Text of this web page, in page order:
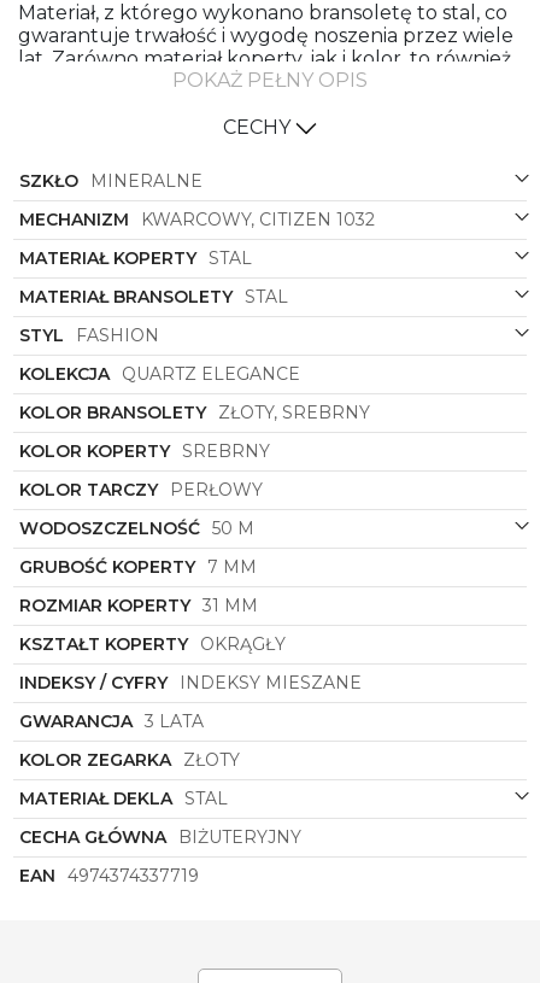
Materiał, z którego wykonano bransoletę to stal, co
gwarantuje trwałość i wygodę noszenia przez wiele
lat. Zarówno materiał koperty, jak i kolor, to również
stal, co nadaje zegarkowi elegancki i nowoczesny
szyku i klasy, podczas gdy srebrna koperta sprawia,
Kolor tarczy jest perłowy, co nadaje jej subtelności i
delikatności, idealnie komponując się z resztą
zegarka. Kształt koperty to okrągły, co jest
klasycznym wyborem, pasującym do każdego stylu i
okazji.
Zegarek ten to nie tylko doskonałe narzędzie do
śledzenia czasu, ale również niezastąpiona ozdoba,
która podkreśli Twój indywidualny styl i elegancję.
Dzięki swojej uniwersalności doskonale sprawdzi się
zarówno na co dzień, jak i na specjalne okazje,
dodając szyku każdej stylizacji.
Wystarczy jedno spojrzenie na ten zegarek, aby
zakochać się w jego urodzie i urokliwym designie.
Citizen EL3106-59Dto nie tylko accessoria, to
symbol luksusu i elegancji, który podkreśli Twoją
wyjątkowość w każdej sytuacji. Daj się oczarować
jego niebanalnemu wdziękowi i zainwestuj w
ponadczasową klasykę, która będzie towarzyszyć Ci
przez wiele lat z niezmienną elegancją i stylem.
POKAŻ PEŁNY OPIS
CECHY
SZKŁO
MINERALNE
MECHANIZM
KWARCOWY, CITIZEN 1032
MATERIAŁ KOPERTY STAL
MATERIAŁ BRANSOLETY STAL
STYL
FASHION
KOLEKCJA QUARTZ ELEGANCE
KOLOR BRANSOLETY ZŁOTY, SREBRNY
KOLOR KOPERTY SREBRNY
KOLOR TARCZY
PERŁOWY
WODOSZCZELNOŚĆ 50 M
GRUBOŚĆ KOPERTY 7 MM
ROZMIAR KOPERTY 31 MM
KSZTAŁT KOPERTY OKRĄGŁY
INDEKSY / CYFRY
INDEKSY MIESZANE
GWARANCJA 3 LATA
KOLOR ZEGARKA ZŁOTY
MATERIAŁ DEKLA STAL
CECHA GŁÓWNA
BIŻUTERYJNY
EAN
4974374337719